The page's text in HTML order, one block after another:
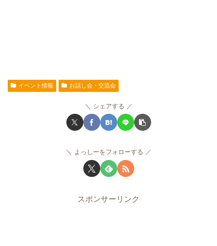
イベント情報 お話し会・交流会
シェアする
よっしーをフォローする
スポンサーリンク